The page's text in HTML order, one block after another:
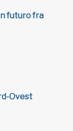
futuro fra
Ovest